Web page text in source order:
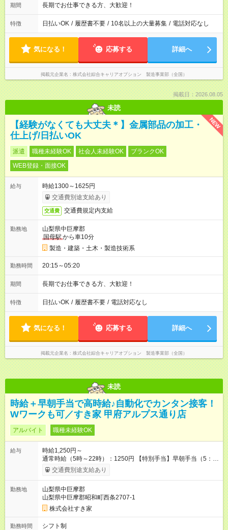
期間 長期でお仕事できる方、大歓迎！
特徴 日払いOK / 履歴書不要 / 10名以上の大量募集 / 電話対応なし
気になる！ 応募する 詳細へ
掲載元企業名 株式会社綜合キャリアオプション 製造事業部（全国）
掲載日：2026.08.05
未読
NEW
【経験がなくても大丈夫＊】金属部品の加工・
仕上げ/日払いOK
派遣 職種未経験OK 社会人未経験OK
ブランクOK
WEB登録・面接OK
給与
時給1300～1625円
交通費別途支給あり
交通費 交通費規定内支給
勤務地
山梨県中巨摩郡
国母駅から車10分
製造・建築・土木・製造技術系
勤務時間 20:15～05:20
期間 長期でお仕事できる方、大歓迎！
特徴 日払いOK / 履歴書不要 / 電話対応なし
気になる！ 応募する 詳細へ
掲載元企業名 株式会社綜合キャリアオプション 製造事業部（全国）
未読
時給＋早朝手当で高時給♪自動化でカンタン接客！
Wワークも可／すき家 甲府アルプス通り店
アルバイト 職種未経験OK
給与
時給1,250円～
通常時給（5時～22時）：1250円 【特別手当】早朝手当（5：
00-9：00）時給+150円 【試用期間】試用期間あり 試用期間の
長さ：1ヶ月 雇用形態、給与は本採用時と同じです。 試用期間
させていただきます。 研修制度あり：15時間(研修中も同時給）
交通費別途支給あり
勤務地
山梨県中巨摩郡
山梨県中巨摩郡昭和町西条2707-1
株式会社すき家
勤務時間
シフト制